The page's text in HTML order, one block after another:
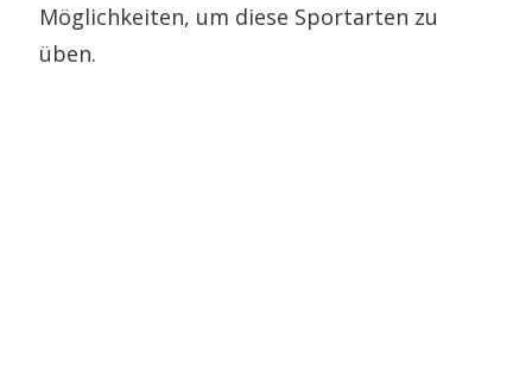
Möglichkeiten, um diese Sportarten zu
üben.